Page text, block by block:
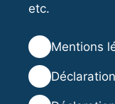
etc.
Mentions